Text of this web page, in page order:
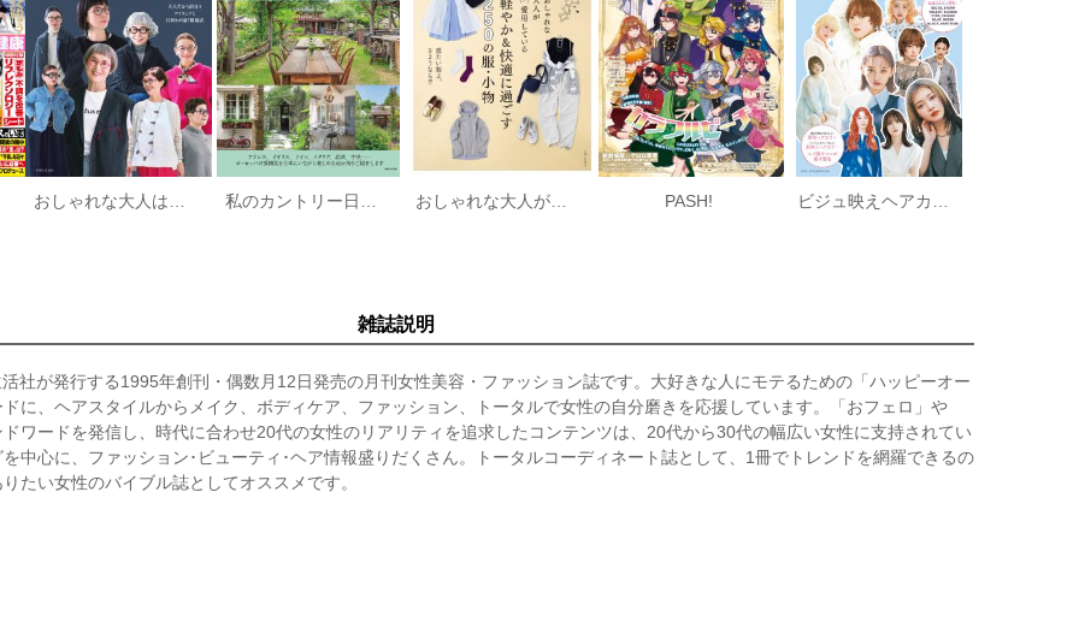
PASH!
雑誌説明
社が発行する1995年創刊・偶数月12日発売の月刊女性美容・ファッション誌です。大好きな人にモテるための「ハッピーオー
に、ヘアスタイルからメイク、ボディケア、ファッション、トータルで女性の自分磨きを応援しています。「おフェロ」や
ワードを発信し、時代に合わせ20代の女性のリアリティを追求したコンテンツは、20代から30代の幅広い女性に支持されてい
中心に、ファッション･ビューティ･ヘア情報盛りだくさん。トータルコーディネート誌として、1冊でトレンドを網羅できるの
たい女性のバイブル誌としてオススメです。